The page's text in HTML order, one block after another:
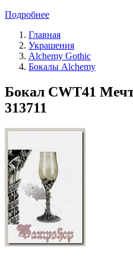
Подробнее
Главная
Украшения
Alchemy Gothic
Бокалы Alchemy
Бокал CWT41
313711